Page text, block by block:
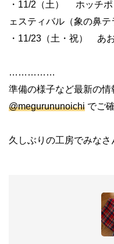
・11/2（土） ホッチポ
ェスティバル（象の鼻テ
・11/23（土・祝） あ
……………
準備の様子など最新の情
@megurununoichi でご
久しぶりの工房でみなさ